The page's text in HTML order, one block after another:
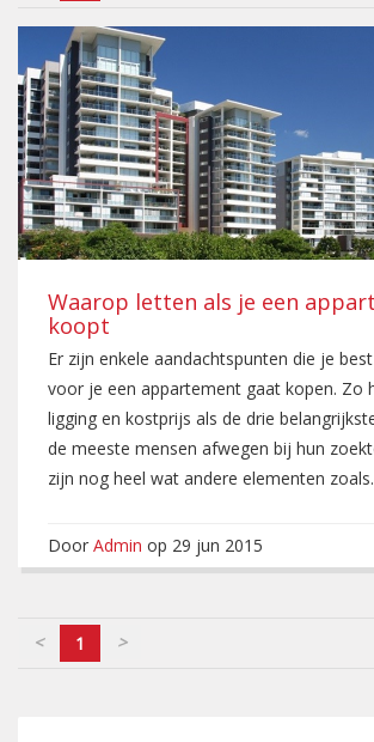
Waarop letten als je een
koopt
Er zijn enkele aandachtspunten die je
voor je een appartement gaat kopen. Zo
ligging en kostprijs als de drie
de meeste mensen afwegen bij hun
zijn nog heel wat andere elementen
Door Admin op 29 jun 2015
< 1 >